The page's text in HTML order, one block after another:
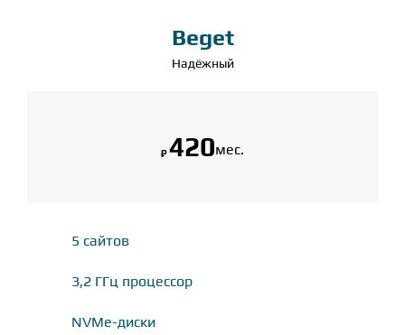
Beget
Надёжный
₽ 420мес.
5 сайтов
3,2 ГГц процессор
NVMe-диски